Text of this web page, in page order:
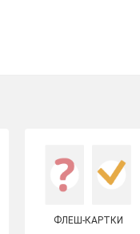
ФЛЕШ-КАРТКИ